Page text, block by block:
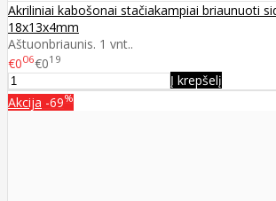
Akriliniai kabošonai stačiakampiai briaunuoti
18x13x4mm
Aštuonbriaunis. 1 vnt..
€006€019
Į krepšelį
Akcija -69%